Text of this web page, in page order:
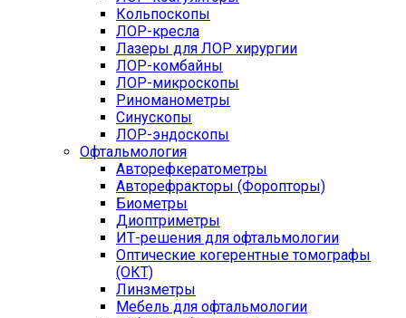
Кольпоскопы
ЛОР-кресла
Лазеры для ЛОР хирургии
ЛОР-комбайны
ЛОР-микроскопы
Риноманометры
Синускопы
ЛОР-эндоскопы
Офтальмология
Авторефкератометры
Авторефракторы (Форопторы)
Биометры
Диоптриметры
ИТ-решения для офтальмологии
Оптические когерентные томографы
(ОКТ)
Линзметры
Мебель для офтальмологии